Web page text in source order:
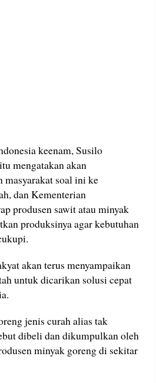
keenam, Susilo
mengatakan akan
masyarakat soal ini ke
dan Kementerian
produsen sawit atau minyak
produksinya agar kebutuhan
akan terus menyampaikan
untuk dicarikan solusi cepat
jenis curah alias tak
dibeli dan dikumpulkan oleh
minyak goreng di sekitar